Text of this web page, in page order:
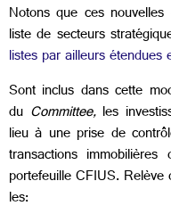
Notons que ces nouvelles
liste de secteurs
listes par ailleurs
Sont inclus dans cette
du Committee,les
lieu à une prise de
transactions
portefeuille CFIUS.
les: